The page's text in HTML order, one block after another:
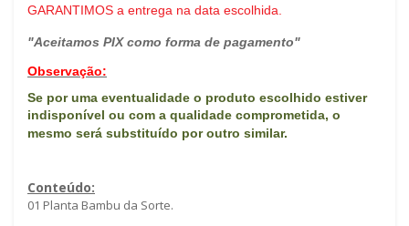
GARANTIMOS a entrega na data escolhida.
"Aceitamos PIX como forma de pagamento"
Observação:
Se por uma eventualidade o produto escolhido estiver
indisponível ou com a qualidade comprometida, o
mesmo será substituído por outro similar.
Conteúdo:
01 Planta Bambu da Sorte.